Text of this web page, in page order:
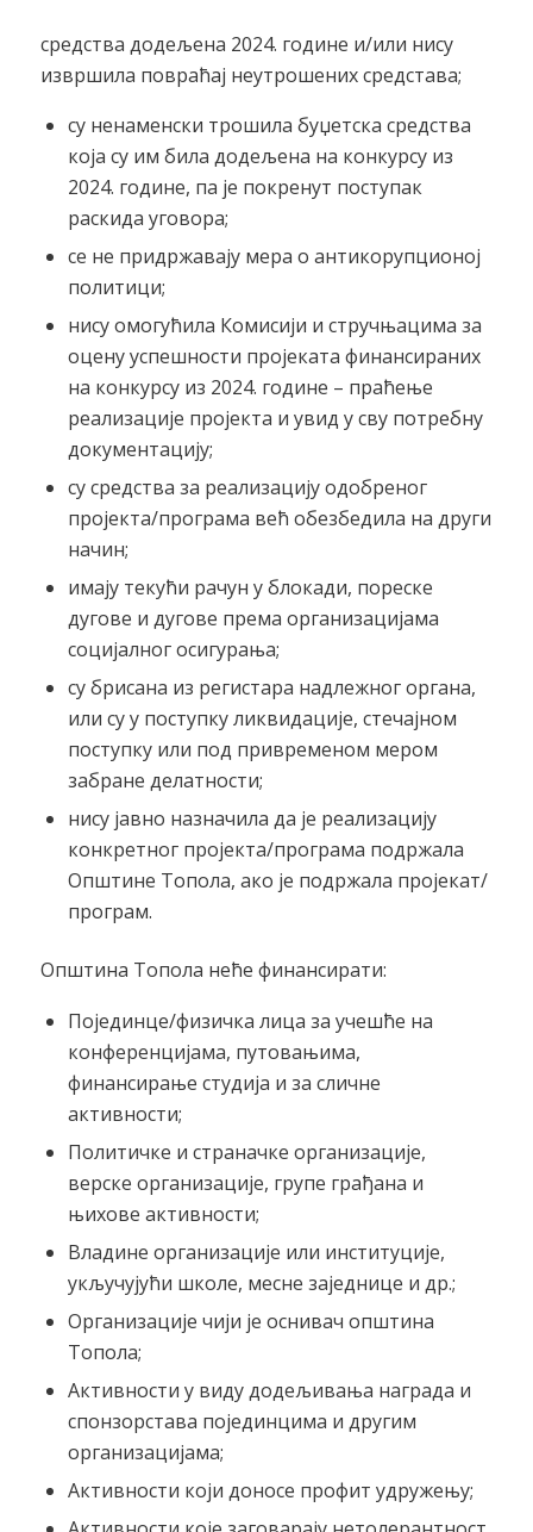
средства додељена 2024. године и/или нису
извршила повраћај неутрошених средстава;
су ненаменски трошила буџетска средства
која су им била додељена на конкурсу из
2024. године, па је покренут поступак
раскида уговора;
се не придржавају мера о антикорупционој
политици;
нису омогућила Комисији и стручњацима за
оцену успешности пројеката финансираних
на конкурсу из 2024. године – праћење
реализације пројекта и увид у сву потребну
документацију;
су средства за реализацију одобреног
пројекта/програма већ обезбедила на други
начин;
имају текући рачун у блокади, пореске
дугове и дугове према организацијама
социјалног осигурања;
су брисана из регистара надлежног органа,
или су у поступку ликвидације, стечајном
поступку или под привременом мером
забране делатности;
нису јавно назначила да је реализацију
конкретног пројекта/програма подржала
Општине Топола, ако је подржала пројекат/
програм.
Општина Топола неће финансирати:
Појединце/физичка лица за учешће на
конференцијама, путовањима,
финансирање студија и за сличне
активности;
Политичке и страначке организације,
верске организације, групе грађана и
њихове активности;
Владине организације или институције,
укључујући школе, месне заједнице и др.;
Организације чији је оснивач општина
Топола;
Активности у виду додељивања награда и
спонзорстава појединцима и другим
организацијама;
Активности који доносе профит удружењу;